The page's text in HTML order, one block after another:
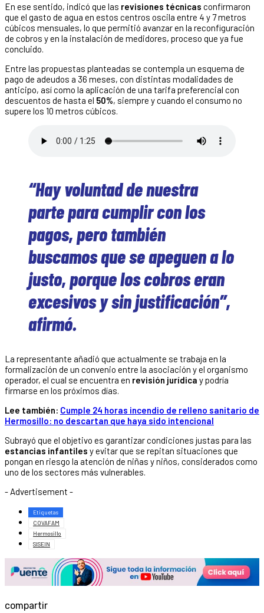
En ese sentido, indicó que las revisiones técnicas confirmaron
que el gasto de agua en estos centros oscila entre 4 y 7 metros
cúbicos mensuales, lo que permitió avanzar en la reconfiguración
de cobros y en la instalación de medidores, proceso que ya fue
concluido.
Entre las propuestas planteadas se contempla un esquema de
pago de adeudos a 36 meses, con distintas modalidades de
anticipo, así como la aplicación de una tarifa preferencial con
descuentos de hasta el 50%, siempre y cuando el consumo no
supere los 10 metros cúbicos.
“Hay voluntad de nuestra
parte para cumplir con los
pagos, pero también
buscamos que se apeguen a lo
justo, porque los cobros eran
excesivos y sin justificación”,
afirmó.
La representante añadió que actualmente se trabaja en la
formalización de un convenio entre la asociación y el organismo
operador, el cual se encuentra en revisión jurídica y podría
firmarse en los próximos días.
Lee también: Cumple 24 horas incendio de relleno sanitario de
Hermosillo: no descartan que haya sido intencional
Subrayó que el objetivo es garantizar condiciones justas para las
estancias infantiles y evitar que se repitan situaciones que
pongan en riesgo la atención de niñas y niños, considerados como
uno de los sectores más vulnerables.
- Advertisement -
Etiquetas
COVAFAM
Hermosillo
SISEIN
compartir